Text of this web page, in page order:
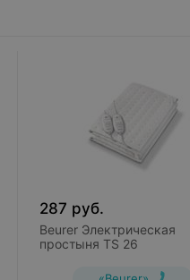
287 руб.
Beurer Электрическая
простыня TS 26